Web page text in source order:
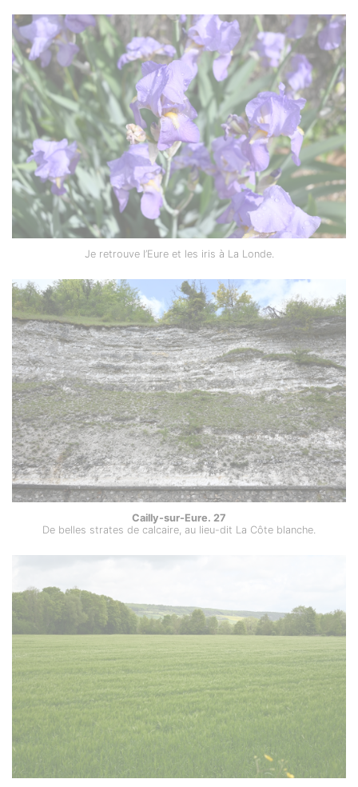
Je retrouve l’Eure et les iris à La Londe.
Cailly-sur-Eure. 27
De belles strates de calcaire, au lieu-dit La Côte blanche.